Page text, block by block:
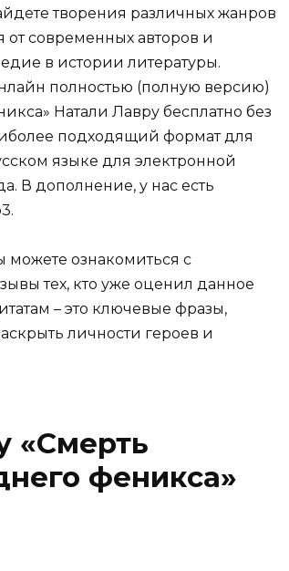
творения различных жанров
от современных авторов и
в истории литературы.
полностью (полную версию)
Натали Лавру бесплатно без
подходящий формат для
языке для электронной
В дополнение, у нас есть
можете ознакомиться с
тех, кто уже оценил данное
– это ключевые фразы,
личности героев и
«Смерть
феникса»